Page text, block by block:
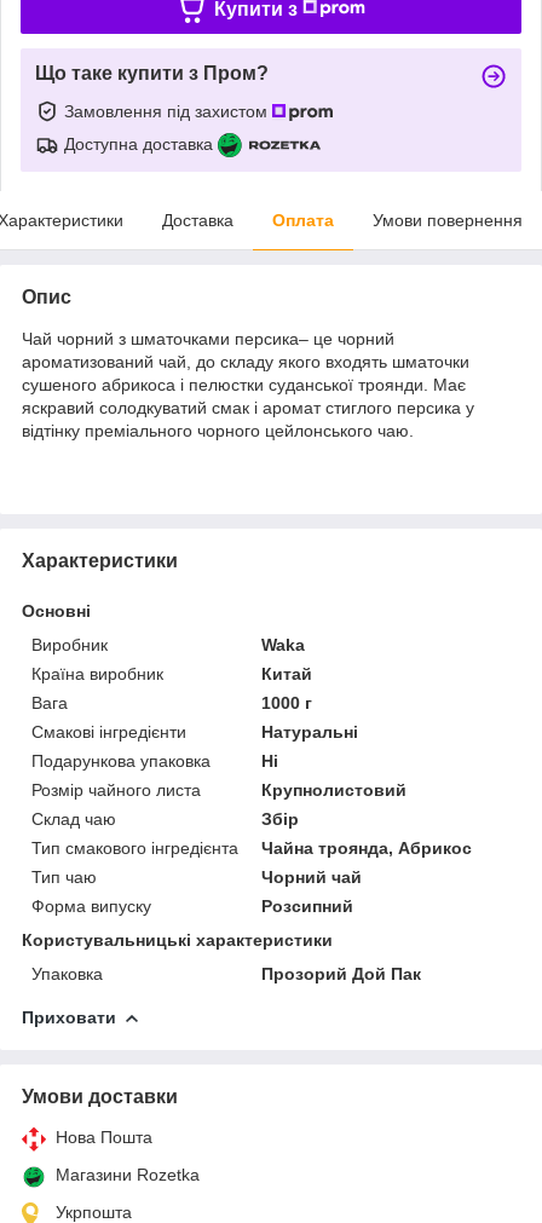
Купити з
Що таке купити з Пром?
Замовлення під захистом
Доступна доставка
Доставка Оплата Умови повернення
Опис
Чай чорний з шматочками персика– це чорний
ароматизований чай, до складу якого входять шматочки
сушеного абрикоса і пелюстки суданської троянди. Має
яскравий солодкуватий смак і аромат стиглого персика у
відтінку преміального чорного цейлонського чаю.
Характеристики
Основні
Виробник
Waka
Країна виробник
Китай
Вага
1000 г
Смакові інгредієнти
Натуральні
Подарункова упаковка
Ні
Розмір чайного листа
Крупнолистовий
Склад чаю
Збір
Тип смакового інгредієнта
Чайна троянда, Абрикос
Тип чаю
Чорний чай
Форма випуску
Розсипний
Користувальницькі характеристики
Упаковка
Прозорий Дой Пак
Приховати
Умови доставки
Нова Пошта
Магазини Rozetka
Укрпошта